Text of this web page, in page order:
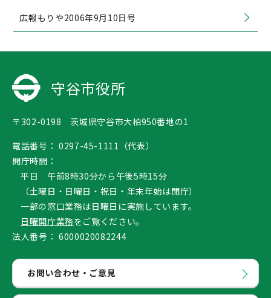
広報もりや2006年9月10日号
守谷市役所
〒302-0198 茨城県守谷市大柏950番地の1
電話番号： 0297-45-1111（代表）
開庁時間：
平日 午前8時30分から午後5時15分
（土曜日・日曜日・祝日・年末年始は閉庁）
一部の窓口業務は日曜日に実施しています。
日曜開庁業務をご覧ください。
法人番号： 6000020082244
お問い合わせ・ご意見